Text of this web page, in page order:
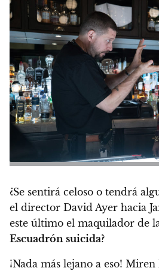
¿Se sentirá celoso o tendrá
el director David Ayer hacia
este último el maquilador de
Escuadrón suicida?
¡Nada más lejano a eso! Miren